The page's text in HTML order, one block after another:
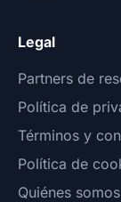
Legal
Partners de
Política de
Términos y
Política de
Quiénes somos